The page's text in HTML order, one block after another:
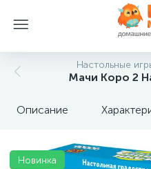
Настольные
Мачи Коро 2
Описание
Новинка